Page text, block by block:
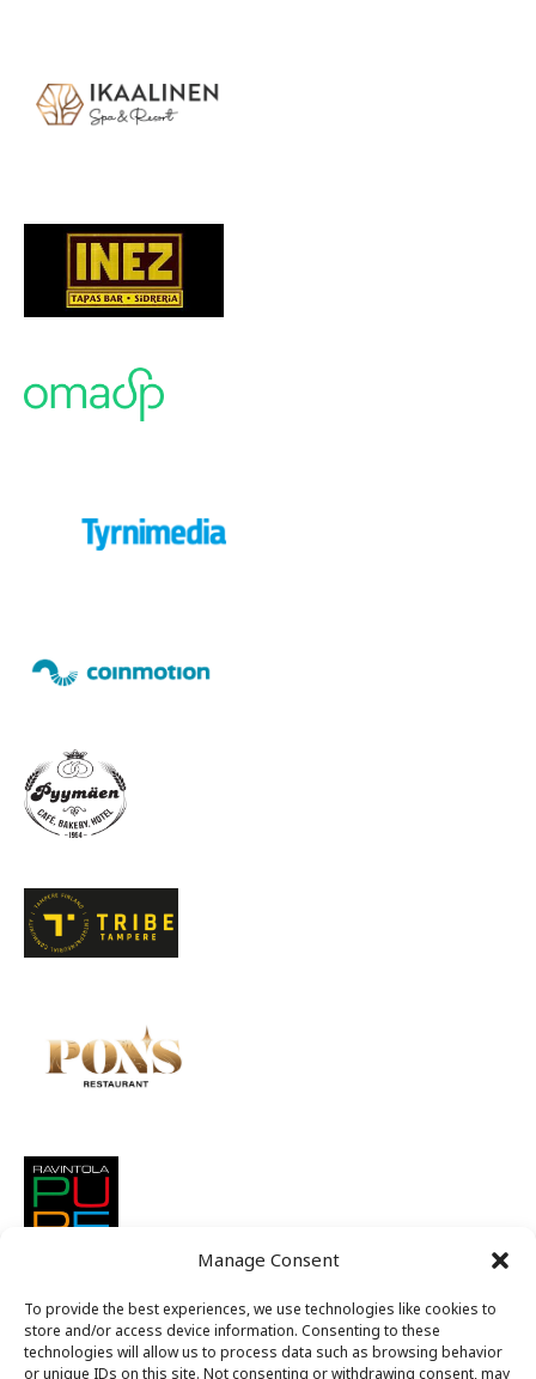
Manage Consent
To provide the best experiences, we use technologies like cookies to
store and/or access device information. Consenting to these
technologies will allow us to process data such as browsing behavior
or unique IDs on this site. Not consenting or withdrawing consent, may